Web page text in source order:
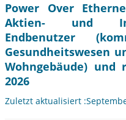
Power Over
Aktien- und
Endbenutzer
Gesundheitswesen
Wohngebäude) und
2026
Zuletzt aktualisiert